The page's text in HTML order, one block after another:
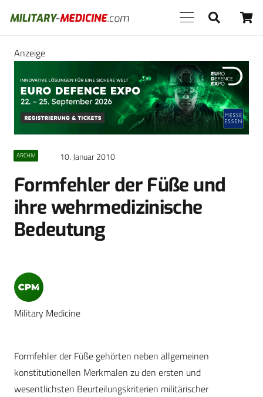
Anzeige
ARCHIV 10. Januar 2010
Formfehler der Füße und
ihre wehrmedizinische
Bedeutung
Military Medicine
Formfehler der Füße gehörten neben allgemeinen
konstitutionellen Merkmalen zu den ersten und
wesentlichsten Beurteilungskriterien militärischer